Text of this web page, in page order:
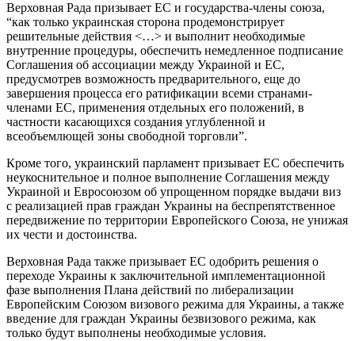
Верховная Рада призывает ЕС и государства-члены союза,
“как только украинская сторона продемонстрирует
решительные действия <…> и выполнит необходимые
внутренние процедуры, обеспечить немедленное подписание
Соглашения об ассоциации между Украиной и ЕС,
предусмотрев возможность предварительного, еще до
завершения процесса его ратификации всеми странами-
членами ЕС, применения отдельных его положений, в
частности касающихся создания углубленной и
всеобъемлющей зоны свободной торговли”.
Кроме того, украинский парламент призывает ЕС обеспечить
неукоснительное и полное выполнение Соглашения между
Украиной и Евросоюзом об упрощенном порядке выдачи виз
с реализацией прав граждан Украины на беспрепятственное
передвижение по территории Европейского Союза, не унижая
их чести и достоинства.
Верховная Рада также призывает ЕС одобрить решения о
переходе Украины к заключительной имплементационной
фазе выполнения Плана действий по либерализации
Европейским Союзом визового режима для Украины, а также
введение для граждан Украины безвизового режима, как
только будут выполнены необходимые условия.